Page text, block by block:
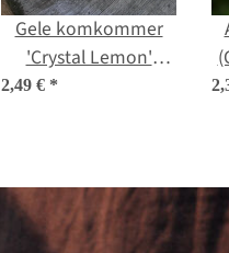
Gele komkommer
'Crystal Lemon'
(Cucumis sativus)
2,49 € *